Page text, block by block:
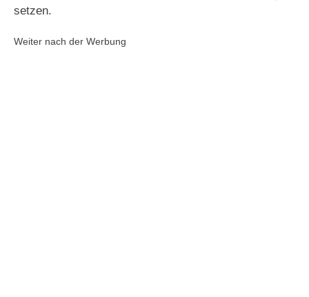
setzen.
Weiter nach der Werbung